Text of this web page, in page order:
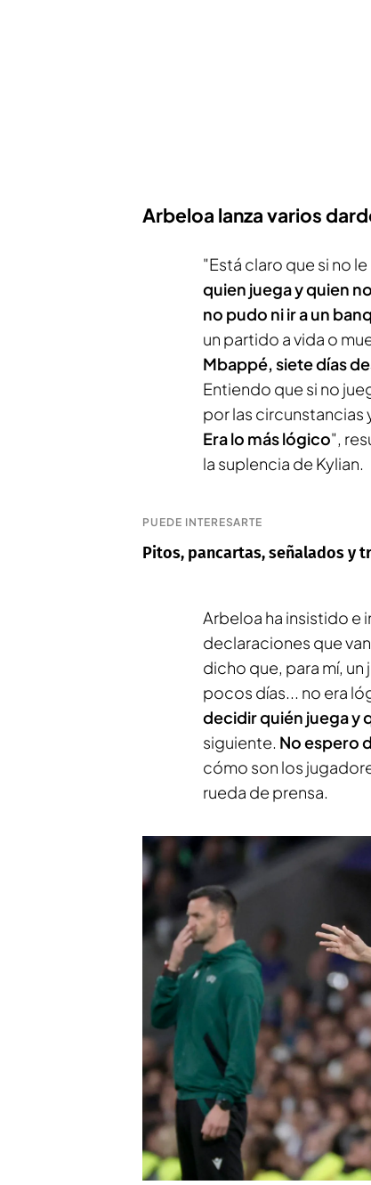
Arbeloa lanza varios
"Está claro que si no
quien juega y quien no
no pudo ni ir a un
un partido a vida o
Mbappé, siete días
Entiendo que si no
por las circunstancias
Era lo más lógico",
la suplencia de Kylian.
PUEDE INTERESARTE
Pitos, pancartas, señalados y
Arbeloa ha insistido e
declaraciones que
dicho que, para mí,
pocos días... no era
decidir quién juega y
siguiente. No espero
cómo son los
rueda de prensa.